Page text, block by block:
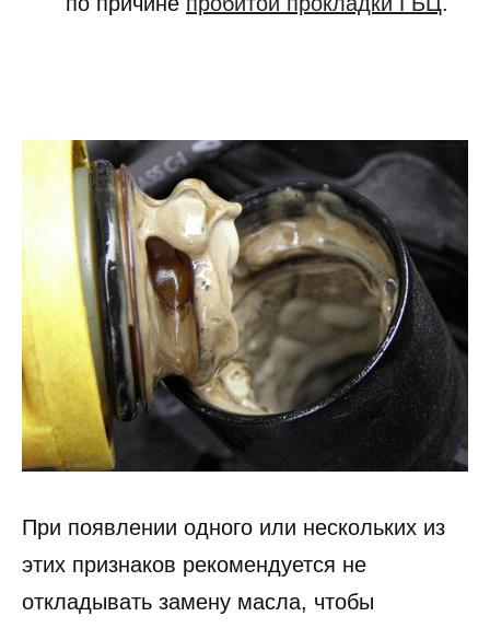
При появлении одного или нескольких из
этих признаков рекомендуется не
откладывать замену масла, чтобы